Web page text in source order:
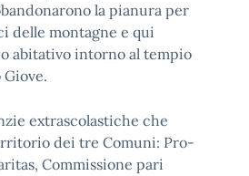
la pianura per
delle montagne e qui
abitativo intorno al tempio
extrascolastiche che
dei tre Comuni: Pro-
Commissione pari